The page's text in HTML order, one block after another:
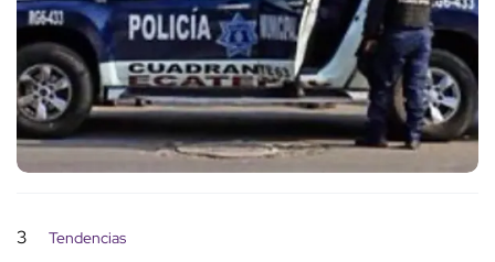
3 Tendencias